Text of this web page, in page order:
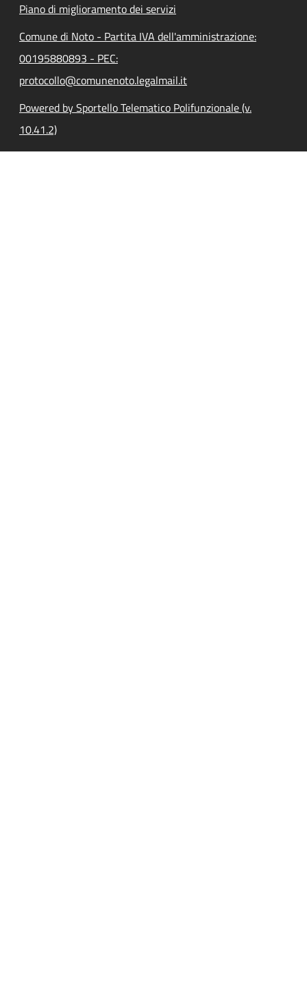
Piano di miglioramento dei servizi
Comune di Noto - Partita IVA dell'amministrazione:
00195880893 - PEC:
protocollo@comunenoto.legalmail.it
Powered by Sportello Telematico Polifunzionale (v.
10.41.2)